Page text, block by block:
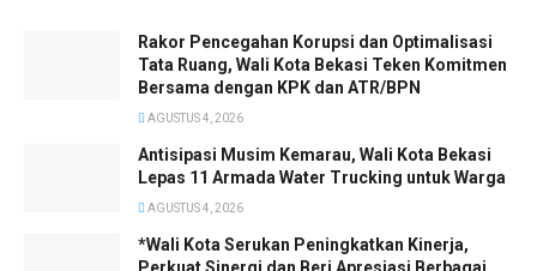
Rakor Pencegahan Korupsi dan Optimalisasi
Tata Ruang, Wali Kota Bekasi Teken Komitmen
Bersama dengan KPK dan ATR/BPN
AGUSTUS 4, 2026
Antisipasi Musim Kemarau, Wali Kota Bekasi
Lepas 11 Armada Water Trucking untuk Warga
AGUSTUS 4, 2026
*Wali Kota Serukan Peningkatkan Kinerja,